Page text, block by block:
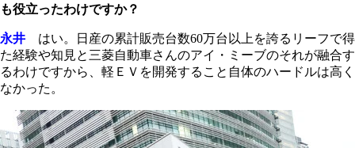
も役立ったわけですか？
永井 はい。日産の累計販売台数60万台以上を誇るリーフで得
た経験や知見と三菱自動車さんのアイ・ミーブのそれが融合す
るわけですから、軽ＥＶを開発すること自体のハードルは高く
なかった。